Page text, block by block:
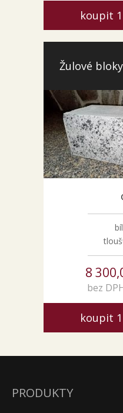
koupit 1
Žulové
8
bez
koupit 1
PRODUKTY